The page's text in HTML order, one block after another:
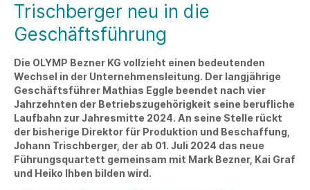
Trischberger neu in die
Geschäftsführung
Die OLYMP Bezner KG vollzieht einen bedeutenden
Wechsel in der Unternehmensleitung. Der langjährige
Geschäftsführer Mathias Eggle beendet nach vier
Jahrzehnten der Betriebszugehörigkeit seine berufliche
Laufbahn zur Jahresmitte 2024. An seine Stelle rückt
der bisherige Direktor für Produktion und Beschaffung,
Johann Trischberger, der ab 01. Juli 2024 das neue
Führungsquartett gemeinsam mit Mark Bezner, Kai Graf
und Heiko Ihben bilden wird.